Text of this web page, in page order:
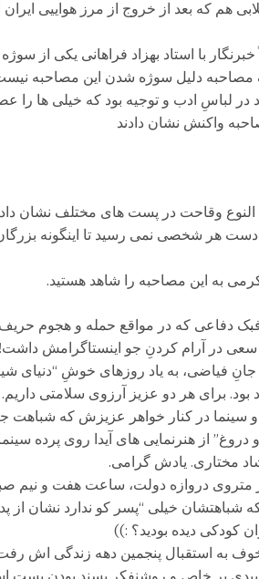
هم که بعد از خروج از مرز هواییی ایران
با استاد بهزاد فراهانی یکی از
مصاحبه دلیل سوژه شدن این مصاحبه
در لباسِ ادب و توجیه بود که خیلی ها را
واکنش نشان دادند
النوع وقاحت در پست های مختلف نشان
دست هر شخصی نمی رسید تا اینگونه
به این مصاحبه را شاهد هستید.
دفاعی که در مواقع حمله و هجوم
سعی در آرام کردنِ جو اینستاگرامش داشت!
فیاضی، به یاد روزهای خوشِ “دنیای
بود. برای هر دو عزیز آرزوی سلامتی داریم.
و سینما در کنار خواهر عزیزش که شباهت
از هنرنمایی های آیدا روی پرده
مختاری. یادش گرامی.
متروی دروازه دولت، ساعت هفت و نیم
شباهتشان خیلی “پسر کو ندارد نشان از
کودکی دیده بودید؟ :))
به استقبال پنجمین دهه زندگی اش